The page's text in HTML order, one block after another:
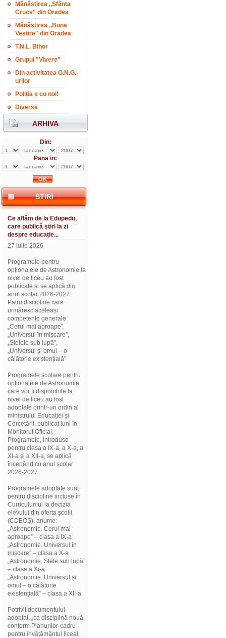
Mănăstirea ,,Sfânta
Cruce” din Oradea
Mănăstirea ,,Buna
Vestire" din Oradea
T.N.L. Bihor
Grupul "Vivere"
Din activitatea O.N.G.-
urilor
Poliția e cu noi!
Diverse
ARHIVA
Din:
Pana in:
STIRI
Ce aflăm de la Edupedu,
care publică știri la zi
despre educație...
27 iulie 2026
Programele pentru
opționalele de Astronomie la
nivel de liceu au fost
publicate și se aplică din
anul școlar 2026-2027.
Patru discipline care
urmăresc aceleași
competențe generale:
„Cerul mai aproape”,
„Universul în mișcare”,
„Stelele sub lupă”,
„Universul și omul – o
călătorie existențială”
Programele școlare pentru
opționalele de Astronomie
care vor fi disponibile la
nivel de liceu au fost
adoptate printr-un ordin al
ministrului Educației și
Cercetării, publicat luni în
Monitorul Oficial.
Programele, introduse
pentru clasa a IX-a, a X-a, a
XI-a și a XII-a, se aplică
începând cu anul școlar
2026-2027.
Programele adoptate sunt
pentru discipline incluse în
Curriculumul la decizia
elevului din oferta școlii
(CDEOȘ), anume:
„Astronomie. Cerul mai
aproape” – clasa a IX-a
„Astronomie. Universul în
mișcare” – clasa a X-a
„Astronomie. Stele sub lupă”
– clasa a Xi-a
„Astronomie. Universul și
omul – o călătorie
existențială” – clasa a XII-a
Potrivit documentului
adoptat, „ca disciplină nouă,
conform Planurilor-cadru
pentru învățământul liceal,